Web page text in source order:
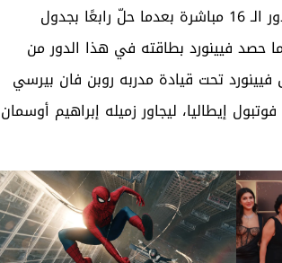
كل من ماركوس تورام ولا وتارو مارتينيز. إنتر كان قد حصد بطاقة التأهل إلى دور الـ 16 مباشرة بعدما حلّ رابعًا بجدول
فيما حصد فيينورد بطاقته في هذا الدور من
تحت قيادة مدربه روبن فان بيرسي
إيطاليا، ليجاور زميله إبراهيم أوسمان